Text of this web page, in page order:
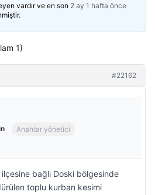
vardır ve en son 2 ay 1 hafta önce
1)
#22162
Anahtar yönetici
bağlı Doski bölgesinde
toplu kurban kesimi